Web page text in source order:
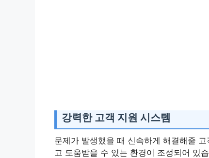
강력한 고객 지원 시스템
문제가 발생했을 때 신속하게 해결해줄
고 도움받을 수 있는 환경이 조성되어 있